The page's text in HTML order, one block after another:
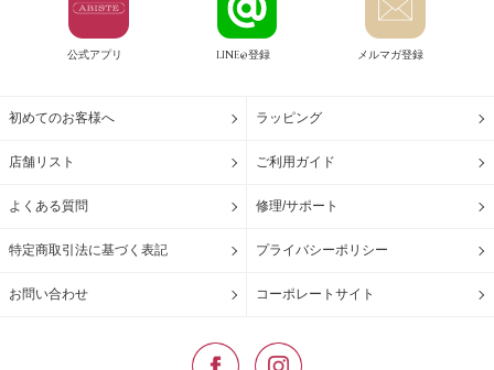
公式アプリ LINE@登録 メルマガ登録
初めてのお客様へ ラッピング
店舗リスト ご利用ガイド
よくある質問 修理/サポート
特定商取引法に基づく表記 プライバシーポリシー
お問い合わせ コーポレートサイト